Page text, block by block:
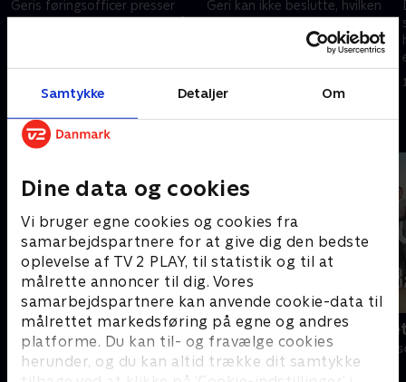
Samtykke Detaljer Om
Dine data og cookies
Vi bruger egne cookies og cookies fra
samarbejdspartnere for at give dig den bedste
oplevelse af TV 2 PLAY, til statistik og til at
målrette annoncer til dig. Vores
samarbejdspartnere kan anvende cookie-data til
målrettet markedsføring på egne og andres
platforme. Du kan til- og fravælge cookies
herunder, og du kan altid trække dit samtykke
Geris føringsofficer presser
Geri kan ikke beslutte, hvilken
sin føringsofficer forud for en
landsdækkende protest
Andre så også
Klovn
Komedie • 11 sæsoner Drama • 10